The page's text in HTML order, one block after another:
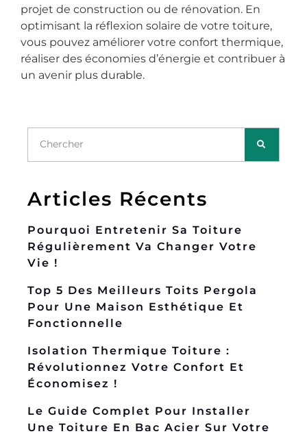
Articles Récents
Pourquoi Entretenir Sa Toiture
Régulièrement Va Changer Votre
Vie !
Top 5 Des Meilleurs Toits Pergola
Pour Une Maison Esthétique Et
Fonctionnelle
Isolation Thermique Toiture :
Révolutionnez Votre Confort Et
Économisez !
Le Guide Complet Pour Installer
Une Toiture En Bac Acier Sur Votre
projet de construction ou de rénovation. En
optimisant la réflexion solaire de votre toiture,
vous pouvez améliorer votre confort thermique,
réaliser des économies d’énergie et contribuer à
un avenir plus durable.